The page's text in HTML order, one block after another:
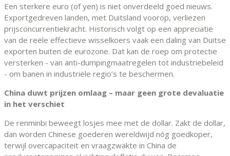
Een sterkere euro (of yen) is niet onverdeeld goed nieuws.
Exportgedreven landen, met Duitsland voorop, verliezen
prijsconcurrentiekracht. Historisch volgt op een appreciatie
van de reële effectieve wisselkoers vaak een daling van Duitse
exporten buiten de eurozone. Dat kan de roep om protectie
versterken - van anti-dumpingmaatregelen tot industriebeleid
- om banen in industriële regio’s te beschermen.
China duwt prijzen omlaag – maar geen grote devaluatie
in het verschiet
De renminbi beweegt losjes mee met de dollar. Zakt de dollar,
dan worden Chinese goederen wereldwijd nóg goedkoper,
terwijl overcapaciteit en vraagzwakte in China de